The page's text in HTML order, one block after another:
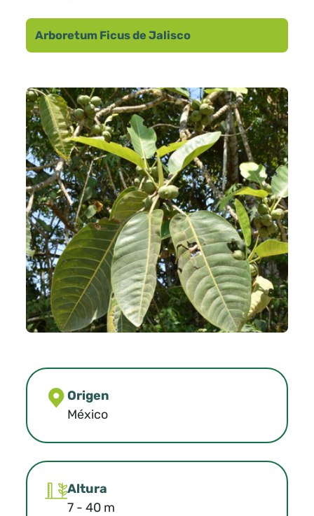
Arboretum Ficus de Jalisco
Origen
México
Altura
7 - 40 m